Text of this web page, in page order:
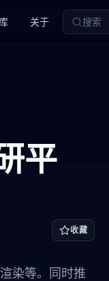
关于 搜索
平
收藏
染等。同时推